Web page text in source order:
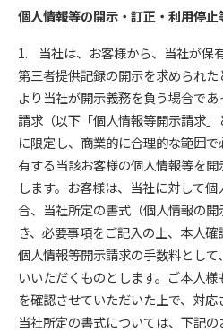
個人情報等の開示・訂正・利用停止
1. 当社は、お客様から、当社が保
第三者提供記録の開示を求められ
より当社が開示義務を負う場合で
請求（以下「個人情報等開示請求
に限定し、商業的に合理的な範囲
有する当該お客様の個人情報等を
します。お客様は、当社に対して
合、当社所定の書式（個人情報の
き、必要事項をご記入の上、本人確
個人情報等開示請求の手数料とし
いいただくものとします。ご本人
を確認させていただいた上で、対応
当社所定の書式については、下記